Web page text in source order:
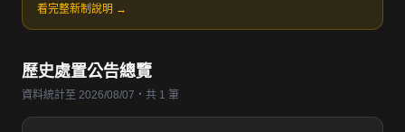
看完整新制說明 →
歷史處置公告總覽
資料統計至 2026/08/07・共 1 筆